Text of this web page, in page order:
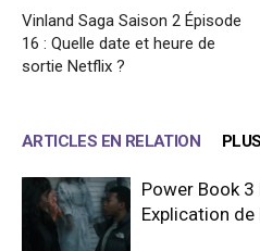
Vinland Saga Saison 2 Épisode
16 : Quelle date et heure de
sortie Netflix ?
ARTICLES EN RELATION
Power Book 3
Explication de